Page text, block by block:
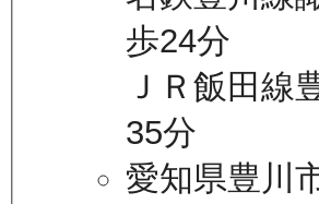
歩24分
ＪＲ飯田線
35分
愛知県豊川